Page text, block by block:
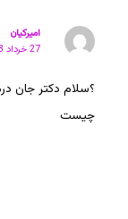
امیرکیان
27 خرداد 1403 در 10:04 ق.ظ
چیست